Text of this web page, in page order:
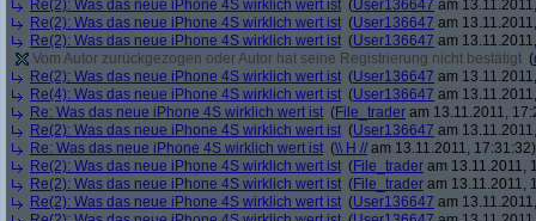
Re(2): Was das neue iPhone 4S wirklich wert ist (User136647 am
Re(2): Was das neue iPhone 4S wirklich wert ist (User136647 am
Re(2): Was das neue iPhone 4S wirklich wert ist (User136647 am
Vom Autor zurückgezogen oder Autor hat seine Registrierung nicht bestätigt (
Re(2): Was das neue iPhone 4S wirklich wert ist (User136647 am
Re(4): Was das neue iPhone 4S wirklich wert ist (User136647 am
Re: Was das neue iPhone 4S wirklich wert ist (File_trader am 13.11.2011,
Re(2): Was das neue iPhone 4S wirklich wert ist (User136647 am
Re: Was das neue iPhone 4S wirklich wert ist (\\ H // am 13.11.2011, 17:31:32)
Re(2): Was das neue iPhone 4S wirklich wert ist (File_trader am 13.11.2011,
Re(2): Was das neue iPhone 4S wirklich wert ist (File_trader am 13.11.2011,
Re(2): Was das neue iPhone 4S wirklich wert ist (User136647 am